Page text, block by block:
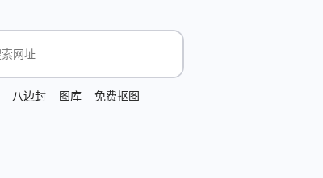
八边封 图库 免费抠图